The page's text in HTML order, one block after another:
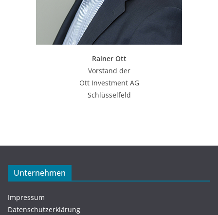
Rainer Ott
Vorstand der
Ott Investment AG
Schlüsselfeld
Unternehmen
Impressum
Datenschutzerklärung